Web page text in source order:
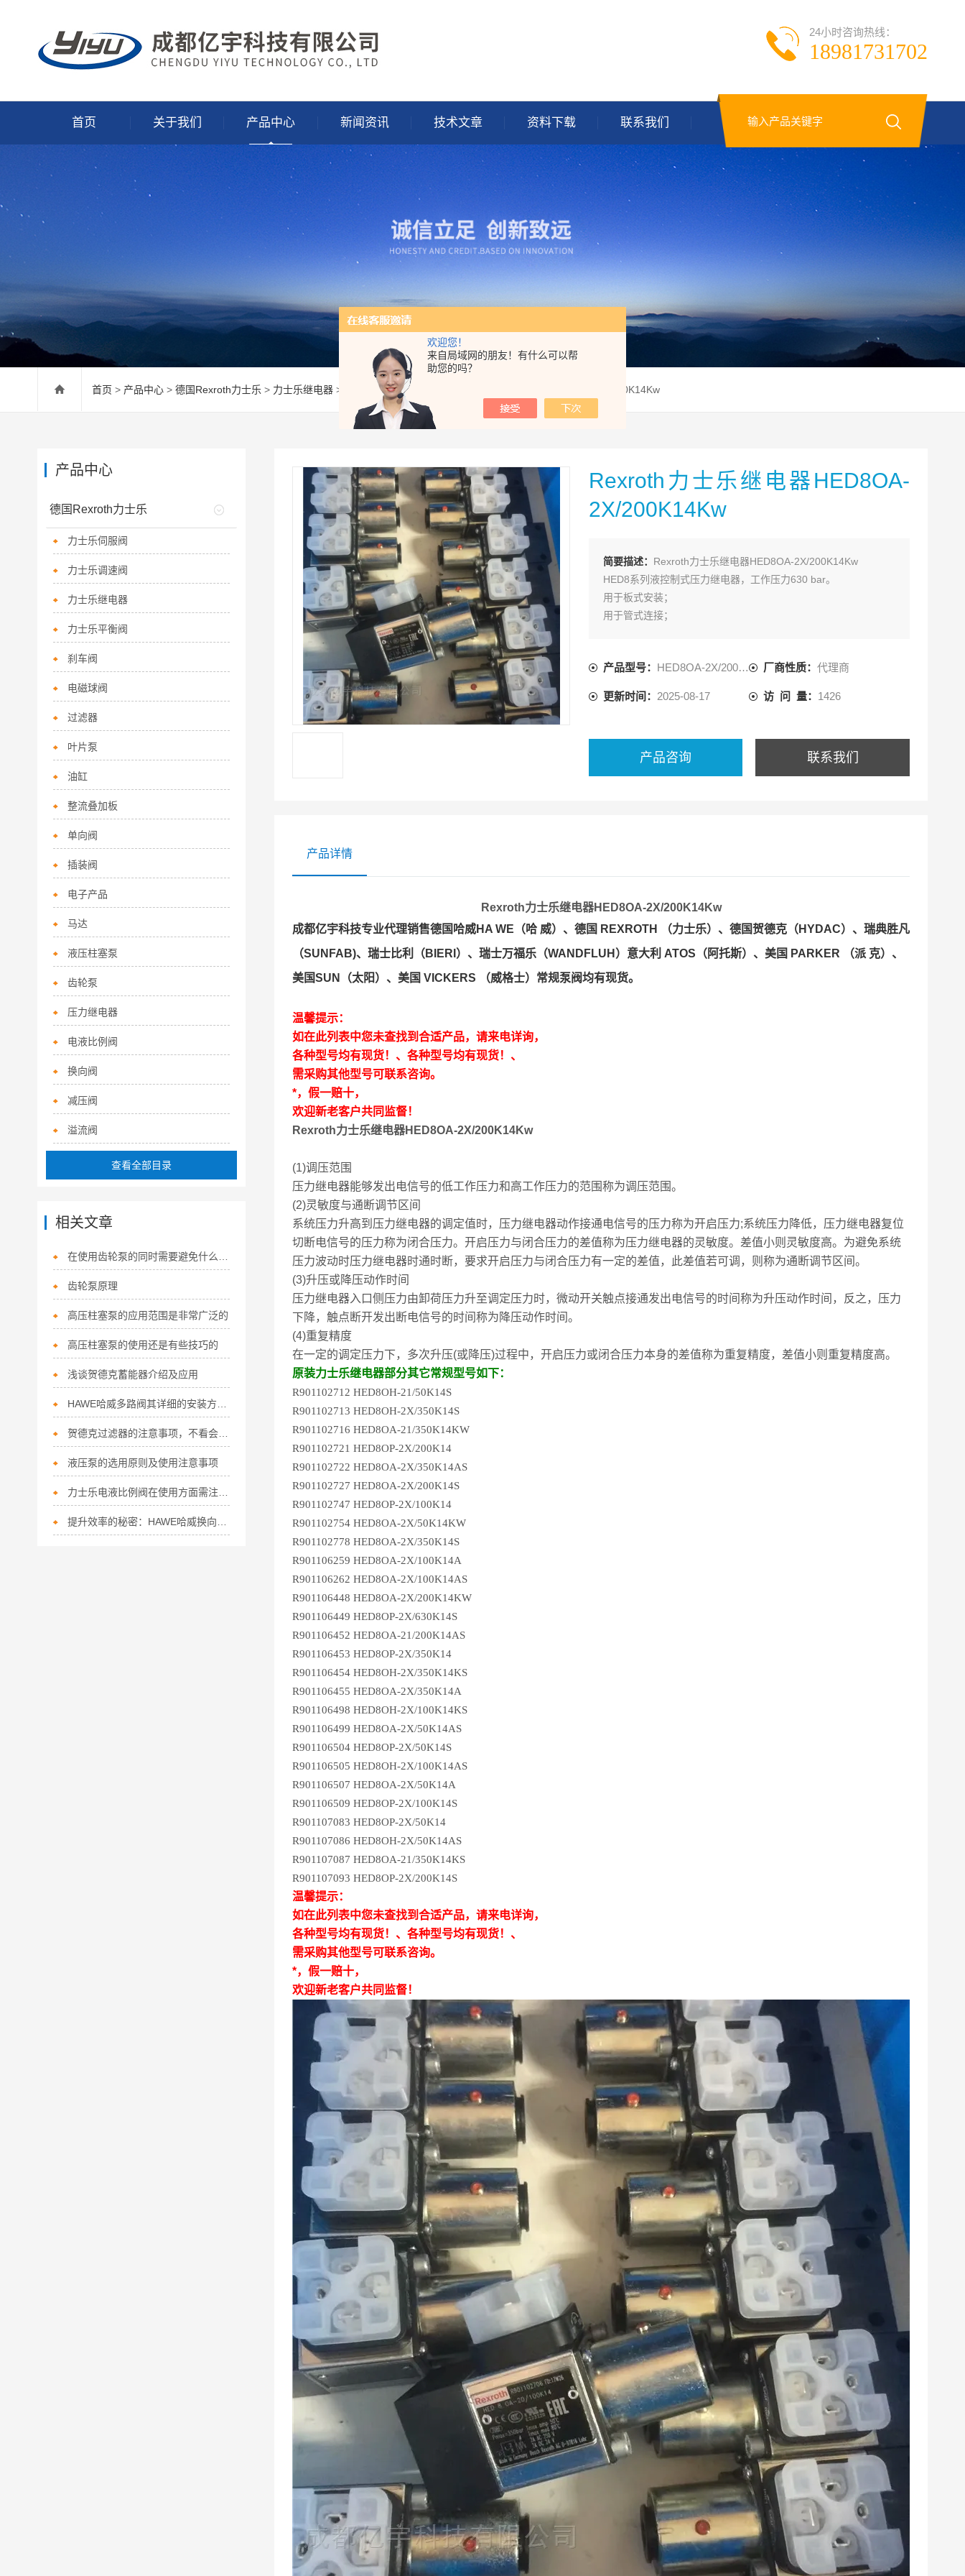
欢迎您！
来自局域网的朋友！有什么可以帮
助您的吗？
24小时咨询热线：
18981731702
首页 关于我们 产品中心 新闻资讯 技术文章 资料下载 联系我们
首页 > 产品中心 > 德国Rexroth力士乐 > 力士乐继电器 > HED8OA-2X/200K14KWRexroth力士乐继电器HED8OA-2X/200K14Kw
Rexroth力士乐继电器HED8OA-
2X/200K14Kw
简要描述： Rexroth力士乐继电器HED8OA-2X/200K14Kw
HED8系列液控制式压力继电器，工作压力630 bar。
用于板式安装；
用于管式连接；
5个压力等级；
产品型号： HED8OA-2X/200K14KW 厂商性质：代理商
更新时间： 2025-08-17 访 问 量： 1426
产品咨询 联系我们
产品详情
Rexroth力士乐继电器HED8OA-2X/200K14Kw
成都亿宇科技专业代理销售德国哈威HA WE（哈 威）、德国 REXROTH （力士乐）、德国贺德克（HYDAC）、瑞典胜凡
（SUNFAB)、瑞士比利（BIERI）、瑞士万福乐（WANDFLUH）意大利 ATOS（阿托斯）、美国 PARKER （派 克）、
美国SUN（太阳）、美国 VICKERS （威格士）常规泵阀均有现货。
温馨提示：
如在此列表中您未查找到合适产品，请来电详询，
各种型号均有现货！、各种型号均有现货！、
需采购其他型号可联系咨询。
*，假一赔十，
欢迎新老客户共同监督！
Rexroth力士乐继电器HED8OA-2X/200K14Kw
(1)调压范围
压力继电器能够发出电信号的低工作压力和高工作压力的范围称为调压范围。
(2)灵敏度与通断调节区间
系统压力升高到压力继电器的调定值时，压力继电器动作接通电信号的压力称为开启压力;系统压力降低，压力继电器复位
切断电信号的压力称为闭合压力。开启压力与闭合压力的差值称为压力继电器的灵敏度。差值小则灵敏度高。为避免系统
压力波动时压力继电器时通时断，要求开启压力与闭合压力有一定的差值，此差值若可调，则称为通断调节区间。
(3)升压或降压动作时间
压力继电器入口侧压力由卸荷压力升至调定压力时，微动开关触点接通发出电信号的时间称为升压动作时间，反之，压力
下降，触点断开发出断电信号的时间称为降压动作时间。
(4)重复精度
在一定的调定压力下，多次升压(或降压)过程中，开启压力或闭合压力本身的差值称为重复精度，差值小则重复精度高。
原装力士乐继电器部分其它常规型号如下：
R901102712 HED8OH-21/50K14S
R901102713 HED8OH-2X/350K14S
R901102716 HED8OA-21/350K14KW
R901102721 HED8OP-2X/200K14
R901102722 HED8OA-2X/350K14AS
R901102727 HED8OA-2X/200K14S
R901102747 HED8OP-2X/100K14
R901102754 HED8OA-2X/50K14KW
R901102778 HED8OA-2X/350K14S
R901106259 HED8OA-2X/100K14A
R901106262 HED8OA-2X/100K14AS
R901106448 HED8OA-2X/200K14KW
R901106449 HED8OP-2X/630K14S
R901106452 HED8OA-21/200K14AS
R901106453 HED8OP-2X/350K14
R901106454 HED8OH-2X/350K14KS
R901106455 HED8OA-2X/350K14A
R901106498 HED8OH-2X/100K14KS
R901106499 HED8OA-2X/50K14AS
R901106504 HED8OP-2X/50K14S
R901106505 HED8OH-2X/100K14AS
R901106507 HED8OA-2X/50K14A
R901106509 HED8OP-2X/100K14S
R901107083 HED8OP-2X/50K14
R901107086 HED8OH-2X/50K14AS
R901107087 HED8OA-21/350K14KS
R901107093 HED8OP-2X/200K14S
温馨提示：
如在此列表中您未查找到合适产品，请来电详询，
各种型号均有现货！、各种型号均有现货！、
需采购其他型号可联系咨询。
*，假一赔十，
欢迎新老客户共同监督！
产品中心
德国Rexroth力士乐
力士乐伺服阀
力士乐调速阀
力士乐继电器
力士乐平衡阀
刹车阀
电磁球阀
过滤器
叶片泵
油缸
整流叠加板
单向阀
插装阀
电子产品
马达
液压柱塞泵
齿轮泵
压力继电器
电液比例阀
换向阀
减压阀
溢流阀
查看全部目录
相关文章
齿轮泵原理
高压柱塞泵的应用范围是非常广泛的
高压柱塞泵的使用还是有些技巧的
浅谈贺德克蓄能器介绍及应用
贺德克过滤器的注意事项，不看会后悔的！
液压泵的选用原则及使用注意事项